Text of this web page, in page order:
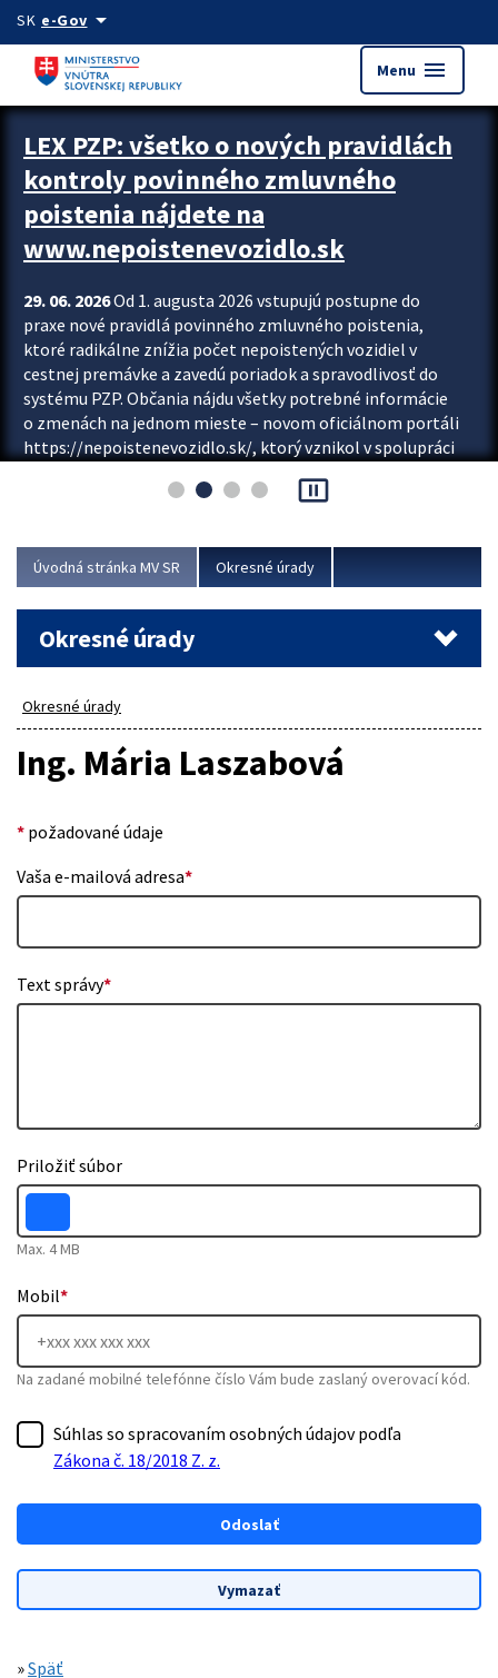
Preskocit na hlavný obsah
SK e-Govarrow_drop_down
Menu menu
Zastavit automatický posun upútavok
LEX PZP: všetko o nových pravidlách
kontroly povinného zmluvného
poistenia nájdete na
www.nepoistenevozidlo.sk
29. 06. 2026Od 1. augusta 2026 vstupujú postupne do
praxe nové pravidlá povinného zmluvného poistenia,
ktoré radikálne znížia počet nepoistených vozidiel v
cestnej premávke a zavedú poriadok a spravodlivosť do
systému PZP. Občania nájdu všetky potrebné informácie
o zmenách na jednom mieste – novom oficiálnom portáli
https://nepoistenevozidlo.sk/, ktorý vznikol v spolupráci
asociácie poisťovní (SLASPO) a Ministerstva vnútra SR.
Viac
pause_presentation
Úvodná stránka MV SR Okresné úrady
Okresné úrady
Okresné úrady
Ing. Mária Laszabová
* požadované údaje
Vaša e-mailová adresa*
Text správy*
Priložiť súbor
Max. 4 MB
Mobil*
Na zadané mobilné telefónne číslo Vám bude zaslaný overovací kód.
Súhlas so spracovaním osobných údajov podľa
Zákona č. 18/2018 Z. z.
»Späť